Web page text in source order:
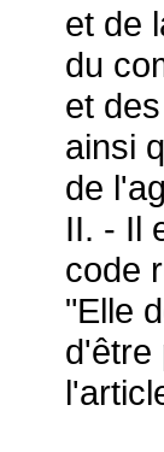
et de
du
et
ainsi
de
II. - Il
code
"Elle
d'être